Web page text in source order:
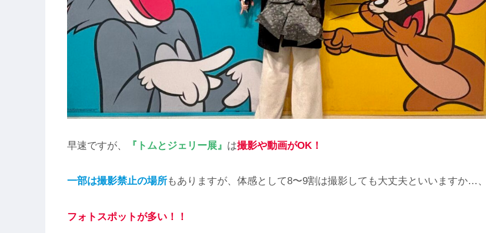
早速ですが、 『トムとジェリー展』 は撮影や動画がOK！
一部は撮影禁止の場所もありますが、体感として8〜9割は撮影しても大丈夫といいますか…、
フォトスポットが多い！！